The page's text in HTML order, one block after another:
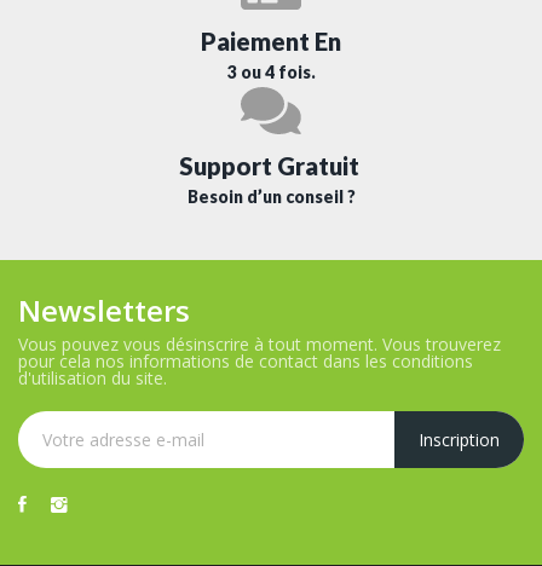
Paiement En
3 ou 4 fois.
Support Gratuit
Besoin d’un conseil ?
Newsletters
Vous pouvez vous désinscrire à tout moment. Vous trouverez
pour cela nos informations de contact dans les conditions
d'utilisation du site.